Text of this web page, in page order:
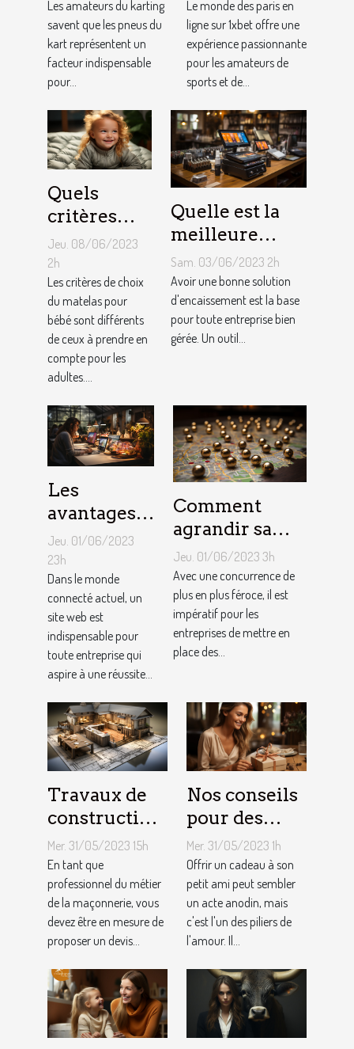
ajustement
de la
pression des
pneus de
Kart ?
Les amateurs du karting
savent que les pneus du
kart représentent un
facteur indispensable
pour...
au jeu
1XBET ?
Le monde des paris en
ligne sur 1xbet offre une
expérience passionnante
pour les amateurs de
sports et de...
Quels
critères
pour
choisir un
matelas de
bébé ?
Jeu. 08/06/2023
2h
Les critères de choix
du matelas pour
bébé sont différents
de ceux à prendre en
compte pour les
adultes....
Quelle est la
meilleure
solution
d'encaissement
pour votre
entreprise ?
Sam. 03/06/2023 2h
Avoir une bonne solution
d'encaissement est la base
pour toute entreprise bien
gérée. Un outil...
Les
avantages
de faire
appel à un
spécialiste
de
conception
de site web
Jeu. 01/06/2023
23h
Dans le monde
connecté actuel, un
site web est
indispensable pour
toute entreprise qui
aspire à une réussite...
Comment
agrandir sa
notoriété
locale et
fidéliser sa
clientèle grâce
aux outils du
référencement
Jeu. 01/06/2023 3h
Avec une concurrence de
plus en plus féroce, il est
impératif pour les
entreprises de mettre en
place des...
Travaux de
construction
d’une maison
: Comment
établir le
devis avec un
artisan
maçon ?
Mer. 31/05/2023 15h
En tant que
professionnel du métier
de la maçonnerie, vous
devez être en mesure de
proposer un devis...
Nos conseils
pour des
cadeaux
idéaux et
originaux
pour votre
petit ami
Mer. 31/05/2023 1h
Offrir un cadeau à son
petit ami peut sembler
un acte anodin, mais
c'est l'un des piliers de
l'amour. Il...